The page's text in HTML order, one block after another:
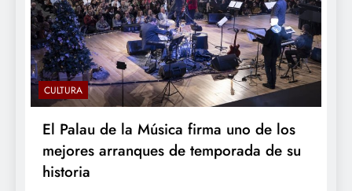
CULTURA
El Palau de la Música firma uno de los
mejores arranques de temporada de su
historia